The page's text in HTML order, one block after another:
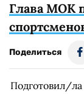
Глава МОК
Поделиться
Подготовил/